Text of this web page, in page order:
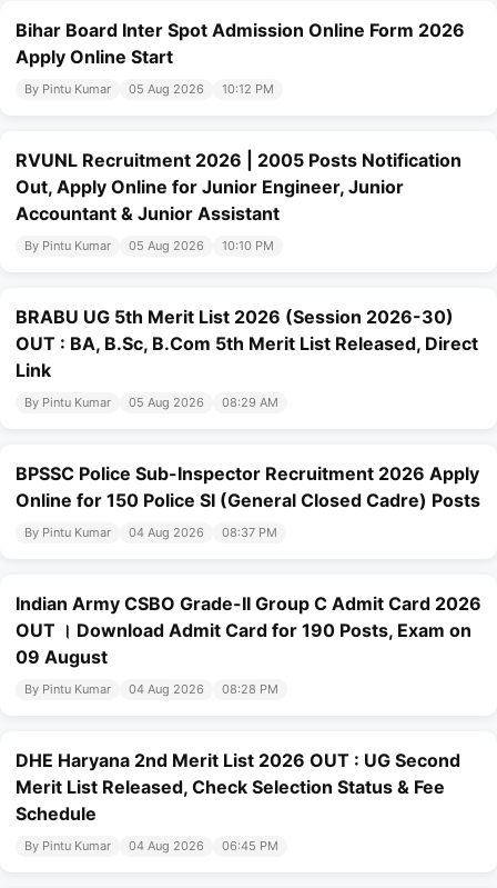
Bihar Board Inter Spot Admission Online Form 2026
Apply Online Start
By Pintu Kumar 05 Aug 2026 10:12 PM
RVUNL Recruitment 2026 | 2005 Posts Notification
Out, Apply Online for Junior Engineer, Junior
Accountant & Junior Assistant
By Pintu Kumar 05 Aug 2026 10:10 PM
BRABU UG 5th Merit List 2026 (Session 2026-30)
OUT : BA, B.Sc, B.Com 5th Merit List Released, Direct
Link
By Pintu Kumar 05 Aug 2026 08:29 AM
BPSSC Police Sub-Inspector Recruitment 2026 Apply
Online for 150 Police SI (General Closed Cadre) Posts
By Pintu Kumar 04 Aug 2026 08:37 PM
Indian Army CSBO Grade-II Group C Admit Card 2026
OUT । Download Admit Card for 190 Posts, Exam on
09 August
By Pintu Kumar 04 Aug 2026 08:28 PM
DHE Haryana 2nd Merit List 2026 OUT : UG Second
Merit List Released, Check Selection Status & Fee
Schedule
By Pintu Kumar 04 Aug 2026 06:45 PM